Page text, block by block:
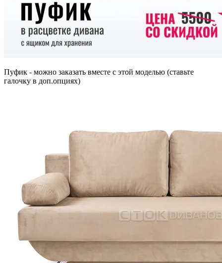
Пуфик - можно заказать вместе с этой моделью (ставьте
галочку в доп.опциях)